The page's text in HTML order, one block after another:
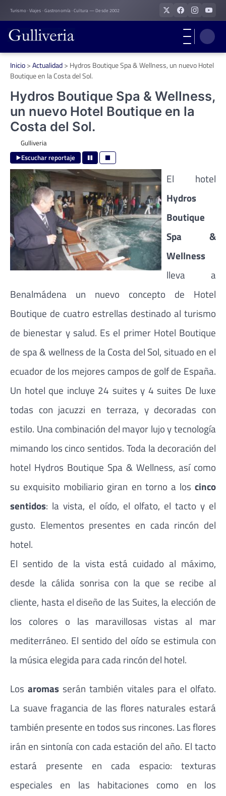
Skip
to
content
Turismo · Viajes · Gastronomía · Cultura — Desde 2002
Inicio>Actualidad> Hydros Boutique Spa & Wellness, un nuevo Hotel
Boutique en la Costa del Sol.
Hydros Boutique Spa & Wellness,
un nuevo Hotel Boutique en la
Costa del Sol.
Gulliveria
Escuchar reportaje
El hotel
Hydros
Boutique
Spa &
Wellness
lleva a
Benalmádena un nuevo concepto de Hotel
Boutique de cuatro estrellas destinado al turismo
de bienestar y salud. Es el primer Hotel Boutique
de spa & wellness de la Costa del Sol, situado en el
ecuador de los mejores campos de golf de España.
Un hotel que incluye 24 suites y 4 suites De luxe
todas con jacuzzi en terraza, y decoradas con
estilo. Una combinación del mayor lujo y tecnología
mimando los cinco sentidos. Toda la decoración del
hotel Hydros Boutique Spa & Wellness, así como
su exquisito mobiliario giran en torno a los cinco
sentidos: la vista, el oído, el olfato, el tacto y el
gusto. Elementos presentes en cada rincón del
hotel.
El sentido de la vista está cuidado al máximo,
desde la cálida sonrisa con la que se recibe al
cliente, hasta el diseño de las Suites, la elección de
los colores o las maravillosas vistas al mar
mediterráneo. El sentido del oído se estimula con
la música elegida para cada rincón del hotel.
Losaromas serán también vitales para el olfato.
La suave fragancia de las flores naturales estará
también presente en todos sus rincones. Las flores
irán en sintonía con cada estación del año. El tacto
estará presente en cada espacio: texturas
especiales en las habitaciones como en los